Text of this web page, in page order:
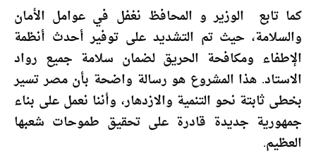
كما تابع الوزير و المحافظ نغفل في عوامل الأمان
والسلامة، حيث تم التشديد على توفير أحدث أنظمة
الإطفاء ومكافحة الحريق لضمان سلامة جميع رواد
الاستاد. هذا المشروع هو رسالة واضحة بأن مصر تسير
بخطى ثابتة نحو التنمية والازدهار، وأننا نعمل على بناء
جمهورية جديدة قادرة على تحقيق طموحات شعبها
العظيم.